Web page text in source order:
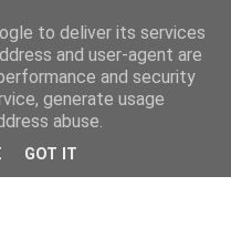
informație și opinie;
to deliver its services
and user-agent are
and security
generate usage
abuse.
GOT IT